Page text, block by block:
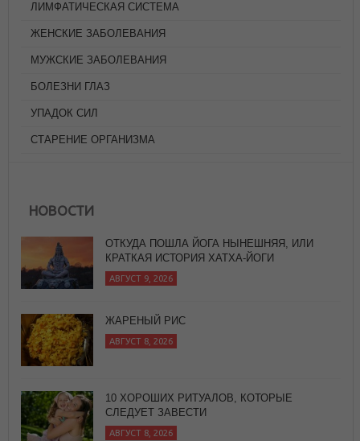
ЛИМФАТИЧЕСКАЯ СИСТЕМА
ЖЕНСКИЕ ЗАБОЛЕВАНИЯ
МУЖСКИЕ ЗАБОЛЕВАНИЯ
БОЛЕЗНИ ГЛАЗ
УПАДОК СИЛ
СТАРЕНИЕ ОРГАНИЗМА
НОВОСТИ
ОТКУДА ПОШЛА ЙОГА НЫНЕШНЯЯ, ИЛИ
КРАТКАЯ ИСТОРИЯ ХАТХА-ЙОГИ
АВГУСТ 9, 2026
ЖАРЕНЫЙ РИС
АВГУСТ 8, 2026
10 ХОРОШИХ РИТУАЛОВ, КОТОРЫЕ
СЛЕДУЕТ ЗАВЕСТИ
АВГУСТ 8, 2026